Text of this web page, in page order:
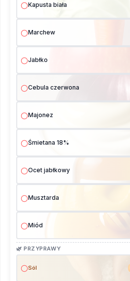
Kapusta biała
Marchew
Jabłko
Cebula czerwona
Majonez
Śmietana 18%
Ocet jabłkowy
Musztarda
Miód
🌿 PRZYPRAWY
Sól